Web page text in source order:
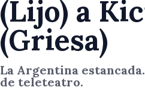
(Lijo) a
(Griesa)
La Argentina
de teleteatro.